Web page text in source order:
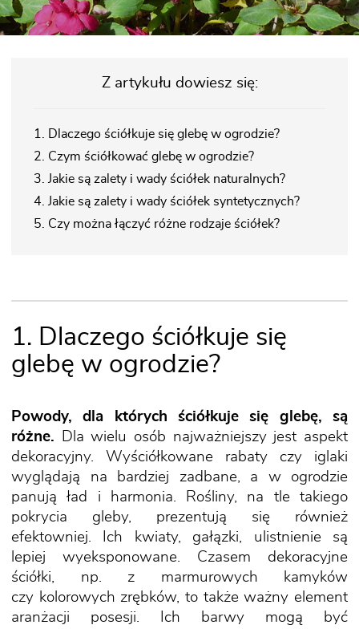
Z artykułu dowiesz się:
1. Dlaczego ściółkuje się glebę w ogrodzie?
2. Czym ściółkować glebę w ogrodzie?
3. Jakie są zalety i wady ściółek naturalnych?
4. Jakie są zalety i wady ściółek syntetycznych?
5. Czy można łączyć różne rodzaje ściółek?
1. Dlaczego ściółkuje się
glebę w ogrodzie?
Powody, dla których ściółkuje się glebę, są
różne. Dla wielu osób najważniejszy jest aspekt
dekoracyjny. Wyściółkowane rabaty czy iglaki
wyglądają na bardziej zadbane, a w ogrodzie
panują ład i harmonia. Rośliny, na tle takiego
pokrycia gleby, prezentują się również
efektowniej. Ich kwiaty, gałązki, ulistnienie są
lepiej wyeksponowane. Czasem dekoracyjne
ściółki, np. z marmurowych kamyków
czy kolorowych zrębków, to także ważny element
aranżacji posesji. Ich barwy mogą być